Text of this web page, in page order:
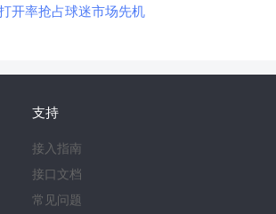
开率抢占球迷市场先机
支持
接入指南
接口文档
常见问题